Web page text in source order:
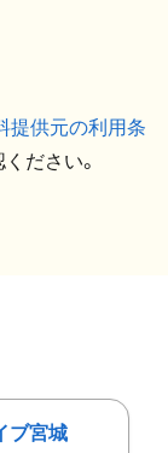
提供元の利用条
ださい。
ブ宮城